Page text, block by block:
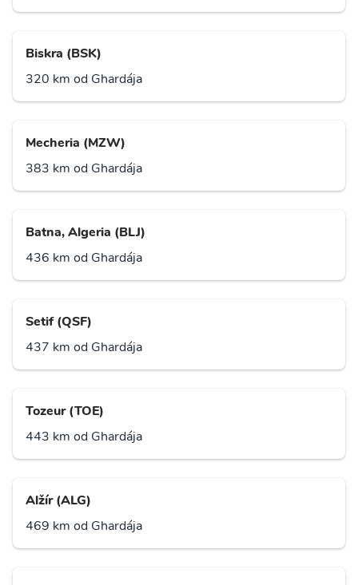
Biskra (BSK)
320 km od Ghardája
Mecheria (MZW)
383 km od Ghardája
Batna, Algeria (BLJ)
436 km od Ghardája
Setif (QSF)
437 km od Ghardája
Tozeur (TOE)
443 km od Ghardája
Alžír (ALG)
469 km od Ghardája